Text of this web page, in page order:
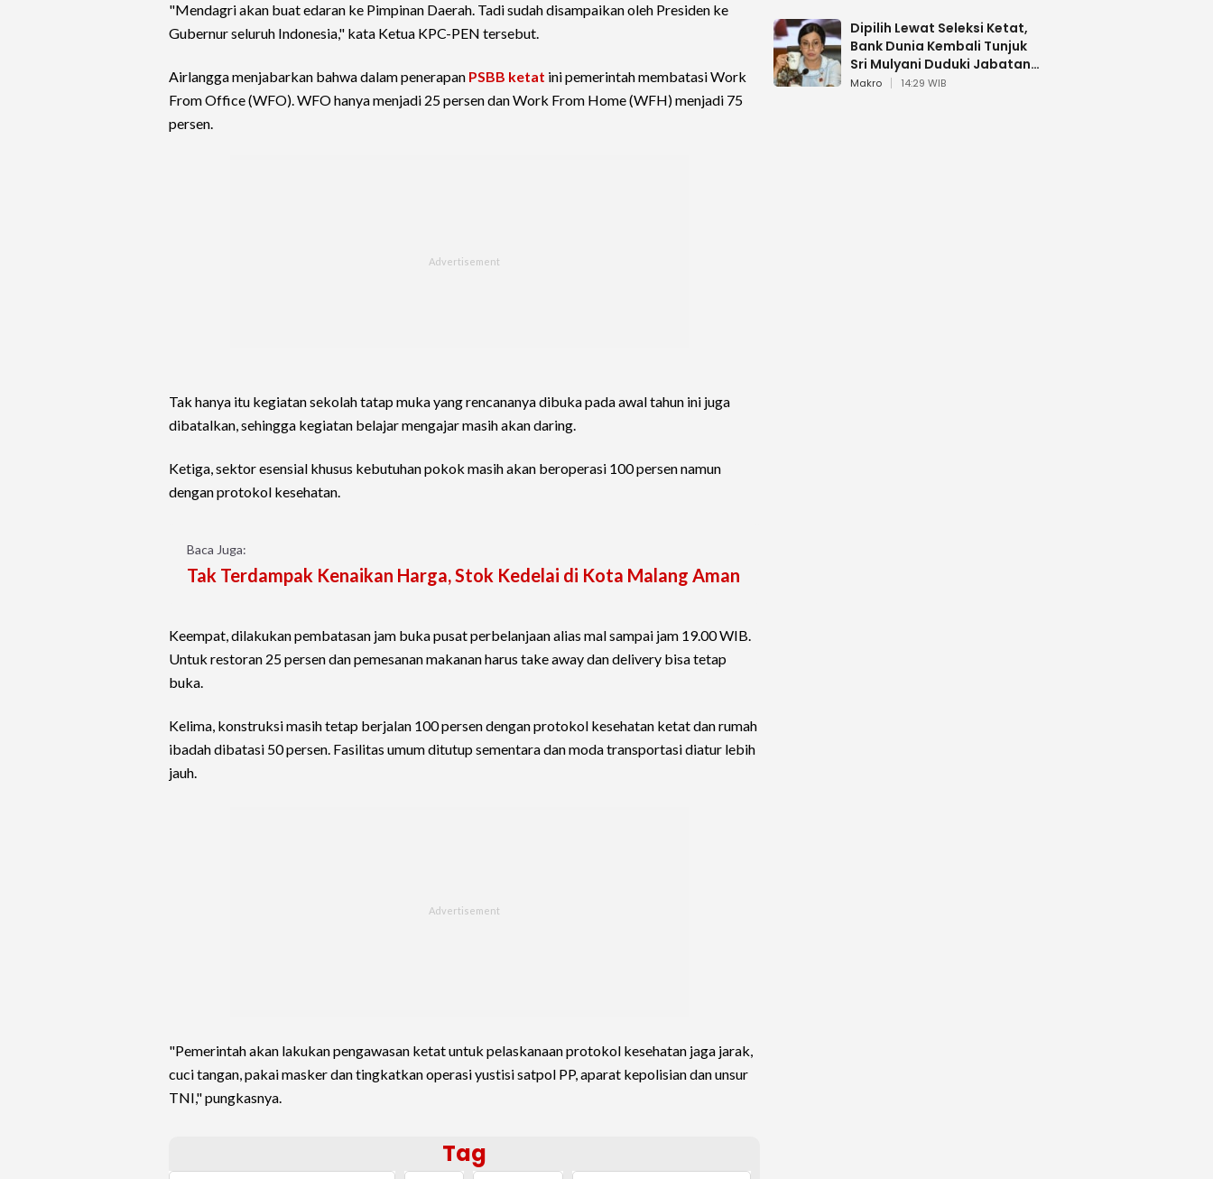
"Mendagri akan buat edaran ke Pimpinan Daerah. Tadi sudah disampaikan oleh Presiden ke
Gubernur seluruh Indonesia," kata Ketua KPC-PEN tersebut.
Airlangga menjabarkan bahwa dalam penerapan PSBB ketat ini pemerintah membatasi Work
From Office (WFO). WFO hanya menjadi 25 persen dan Work From Home (WFH) menjadi 75
persen.
Tak hanya itu kegiatan sekolah tatap muka yang rencananya dibuka pada awal tahun ini juga
dibatalkan, sehingga kegiatan belajar mengajar masih akan daring.
Ketiga, sektor esensial khusus kebutuhan pokok masih akan beroperasi 100 persen namun
dengan protokol kesehatan.
Baca Juga:
Tak Terdampak Kenaikan Harga, Stok Kedelai di Kota Malang Aman
Keempat, dilakukan pembatasan jam buka pusat perbelanjaan alias mal sampai jam 19.00 WIB.
Untuk restoran 25 persen dan pemesanan makanan harus take away dan delivery bisa tetap
buka.
Kelima, konstruksi masih tetap berjalan 100 persen dengan protokol kesehatan ketat dan rumah
ibadah dibatasi 50 persen. Fasilitas umum ditutup sementara dan moda transportasi diatur lebih
jauh.
"Pemerintah akan lakukan pengawasan ketat untuk pelaskanaan protokol kesehatan jaga jarak,
cuci tangan, pakai masker dan tingkatkan operasi yustisi satpol PP, aparat kepolisian dan unsur
TNI," pungkasnya.
Tag
Dipilih Lewat Seleksi Ketat,
Bank Dunia Kembali Tunjuk
Sri Mulyani Duduki Jabatan
Strategis
Makro 14:29 WIB